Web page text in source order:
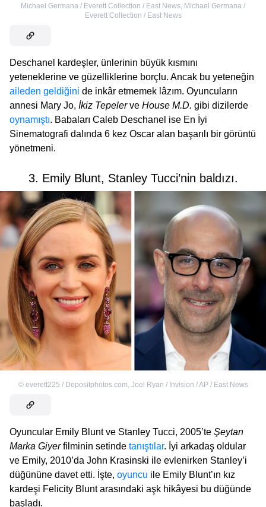
Michael Germana / Everett Collection / East News Michael Germana /
Everett Collection / East News
Deschanel kardeşler, ünlerinin büyük kısmını
yeteneklerine ve güzelliklerine borçlu. Ancak bu yeteneğin
aileden geldiğini de inkâr etmemek lâzım. Oyuncuların
annesi Mary Jo, İkiz Tepelerve House M.D. gibi dizilerde
oynamıştı. Babaları Caleb Deschanel ise En İyi
Sinematografi dalında 6 kez Oscar alan başarılı bir görüntü
yönetmeni.
3. Emily Blunt, Stanley Tucci’nin baldızı.
© everett225 / Depositphotos.com Joel Ryan / Invision / AP / East News
Oyuncular Emily Blunt ve Stanley Tucci, 2005’te Şeytan
Marka Giyerfilminin setinde tanıştılar. İyi arkadaş oldular
ve Emily, 2010’da John Krasinski ile evlenirken Stanley’i
düğününe davet etti. İşte, oyuncu ile Emily Blunt’ın kız
kardeşi Felicity Blunt arasındaki aşk hikâyesi bu düğünde
başladı.